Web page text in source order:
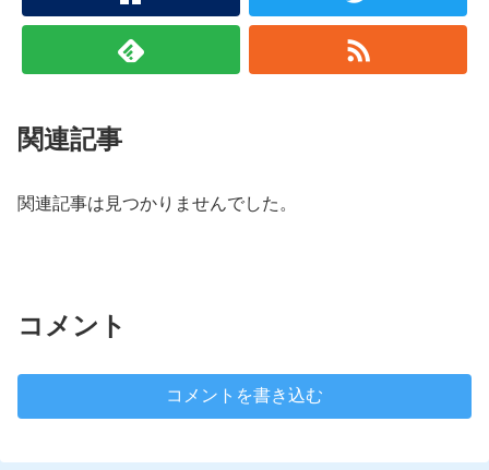
関連記事
関連記事は見つかりませんでした。
コメント
コメントを書き込む